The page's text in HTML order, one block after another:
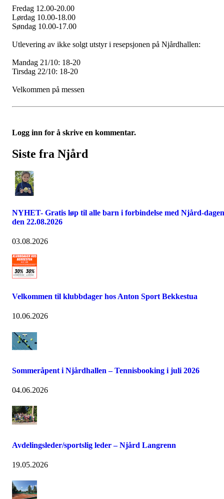
Fredag 12.00-20.00
Lørdag 10.00-18.00
Søndag 10.00-17.00
Utlevering av ikke solgt utstyr i resepsjonen på Njårdhallen:
Mandag 21/10: 18-20
Tirsdag 22/10: 18-20
Velkommen på messen
Logg inn for å skrive en kommentar.
Siste fra Njård
NYHET- Gratis løp til alle barn i forbindelse med Njård-dagen
den 22.08.2026
03.08.2026
Velkommen til klubbdager hos Anton Sport Bekkestua
10.06.2026
Sommeråpent i Njårdhallen – Tennisbooking i juli 2026
04.06.2026
Avdelingsleder/sportslig leder – Njård Langrenn
19.05.2026